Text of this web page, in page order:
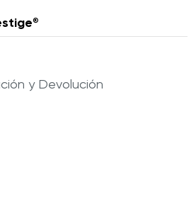
®
y Devolución